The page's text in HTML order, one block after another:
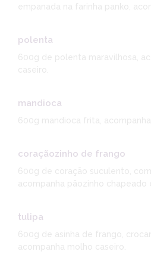
empanada na farinha panko,
polenta
600g de polenta maravilhosa,
caseiro.
mandioca
600g mandioca frita,
coraçãozinho de frango
600g de coração suculento,
acompanha pãozinho chapeado
tulipa
600g de asinha de frango,
acompanha molho caseiro.